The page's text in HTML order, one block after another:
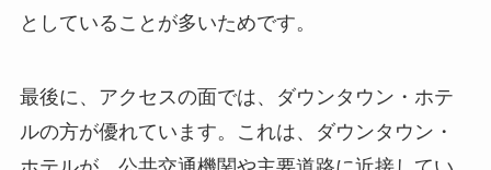
としていることが多いためです。
最後に、アクセスの面では、ダウンタウン・ホテ
ルの方が優れています。これは、ダウンタウン・